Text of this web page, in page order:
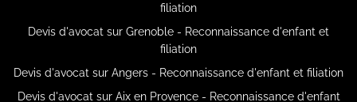
filiation
Devis d'avocat sur Grenoble - Reconnaissance d'enfant et
filiation
Devis d'avocat sur Angers - Reconnaissance d'enfant et filiation
Devis d'avocat sur Aix en Provence - Reconnaissance d'enfant